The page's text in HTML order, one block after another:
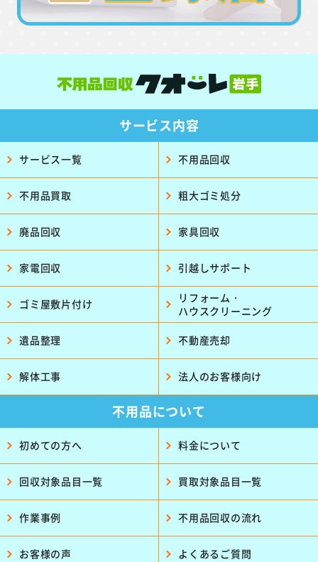
サービス内容
サービス一覧 不用品回収
不用品買取 粗大ゴミ処分
廃品回収 家具回収
家電回収 引越しサポート
ゴミ屋敷片付け
リフォーム・
ハウスクリーニング
遺品整理 不動産売却
解体工事 法人のお客様向け
不用品について
初めての方へ 料金について
回収対象品目一覧 買取対象品目一覧
作業事例 不用品回収の流れ
お客様の声 よくあるご質問